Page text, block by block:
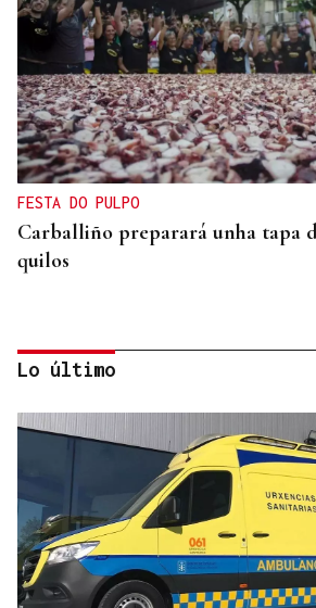
FESTA DO PULPO
Carballiño preparará unha tapa
quilos
OCIO EN FAMILIA
Lo último